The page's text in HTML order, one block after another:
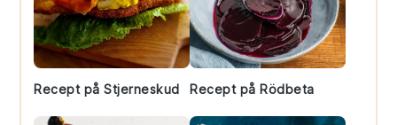
Recept på Stjerneskud Recept på Rödbeta